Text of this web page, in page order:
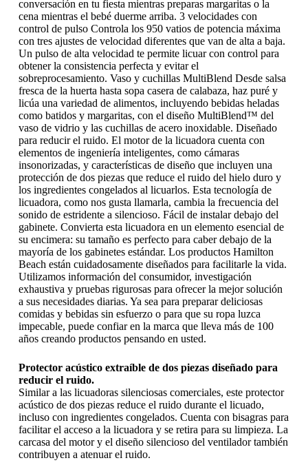
conversación en tu fiesta mientras preparas margaritas o la
cena mientras el bebé duerme arriba. 3 velocidades con
control de pulso Controla los 950 vatios de potencia máxima
con tres ajustes de velocidad diferentes que van de alta a baja.
Un pulso de alta velocidad te permite licuar con control para
obtener la consistencia perfecta y evitar el
sobreprocesamiento. Vaso y cuchillas MultiBlend Desde salsa
fresca de la huerta hasta sopa casera de calabaza, haz puré y
licúa una variedad de alimentos, incluyendo bebidas heladas
como batidos y margaritas, con el diseño MultiBlend™ del
vaso de vidrio y las cuchillas de acero inoxidable. Diseñado
para reducir el ruido. El motor de la licuadora cuenta con
elementos de ingeniería inteligentes, como cámaras
insonorizadas, y características de diseño que incluyen una
protección de dos piezas que reduce el ruido del hielo duro y
los ingredientes congelados al licuarlos. Esta tecnología de
licuadora, como nos gusta llamarla, cambia la frecuencia del
sonido de estridente a silencioso. Fácil de instalar debajo del
gabinete. Convierta esta licuadora en un elemento esencial de
su encimera: su tamaño es perfecto para caber debajo de la
mayoría de los gabinetes estándar. Los productos Hamilton
Beach están cuidadosamente diseñados para facilitarle la vida.
Utilizamos información del consumidor, investigación
exhaustiva y pruebas rigurosas para ofrecer la mejor solución
a sus necesidades diarias. Ya sea para preparar deliciosas
comidas y bebidas sin esfuerzo o para que su ropa luzca
impecable, puede confiar en la marca que lleva más de 100
años creando productos pensando en usted.
Protector acústico extraíble de dos piezas diseñado para
reducir el ruido.
Similar a las licuadoras silenciosas comerciales, este protector
acústico de dos piezas reduce el ruido durante el licuado,
incluso con ingredientes congelados. Cuenta con bisagras para
facilitar el acceso a la licuadora y se retira para su limpieza. La
carcasa del motor y el diseño silencioso del ventilador también
contribuyen a atenuar el ruido.